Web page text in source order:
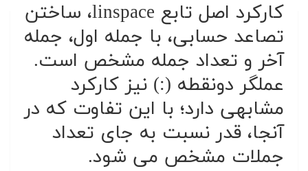
کارکرد اصل تابع linspace، ساختن
تصاعد حسابی، با جمله اول، جمله
آخر و تعداد جمله مشخص است.
عملگر دونقطه (:) نیز کارکرد
مشابهی دارد؛ با این تفاوت که در
آنجا، قدر نسبت به جای تعداد
جملات مشخص می شود.